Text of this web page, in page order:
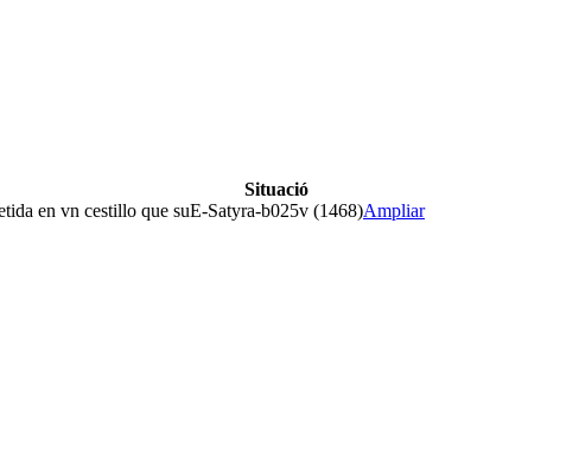
Situació
en vn cestillo que suE-Satyra-b025v (1468)Ampliar